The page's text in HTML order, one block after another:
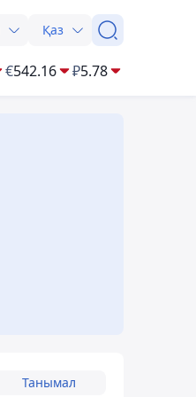
Қаз
€542.16 ₽5.78
Танымал